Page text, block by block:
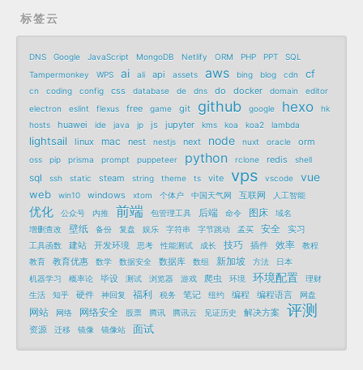
标签云
DNS Google JavaScript MongoDB Netlify ORM PHP PPT
SQL
Tampermonkey
WPS ai ali api assets aws bing blog cdn cf
cn coding config css database de dns do docker domain
editor
electron
eslint flexus free game git github google hexo
hk
hosts
huawei ide java jp js jupyter kms koa koa2 lambda
lightsail linux mac nest nestjs next node nuxt oracle orm
oss pip prisma prompt puppeteer python rclone redis shell
sql ssh static steam string theme ts vite vps vscode vue
web win10 windows xtom 个体户 中国天气网 互联网 人工智能
优化 公众号 内推 前端 包管理工具 后端 命令 图床
域名
增删查改
壁纸 备份 复盘 娱乐 字符串 字节跳动 孟买 安全 实习
工具函数 建站 开发环境 思考 性能测试 成长 技巧 插件 效率
教程
教育
教育优惠 数学 数据安全 数据库 数组 新加坡 方法
日本
机器学习
概率论 毕设 测试 浏览器 游戏 爬虫 环境 环境配置
理财
生活
知乎 硬件 神回复 福利 税务 笔记 纽约 编程 编程语言 网盘
网站 网络 网络安全 股票 腾讯 腾讯云 见证历史 解决方案 评测
资源 迁移 镜像 镜像站 面试